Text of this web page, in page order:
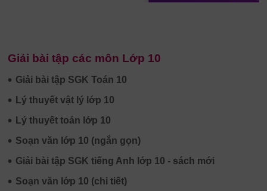
Giải bài tập các môn Lớp 10
• Giải bài tập SGK Toán 10
• Lý thuyết vật lý lớp 10
• Lý thuyết toán lớp 10
• Soạn văn lớp 10 (ngắn gọn)
• Giải bài tập SGK tiếng Anh lớp 10 - sách mới
• Soạn văn lớp 10 (chi tiết)